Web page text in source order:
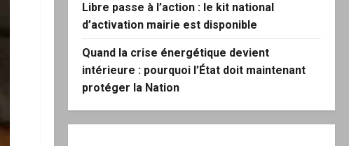
Libre passe à l’action : le kit national
d’activation mairie est disponible
Quand la crise énergétique devient
intérieure : pourquoi l’État doit maintenant
protéger la Nation